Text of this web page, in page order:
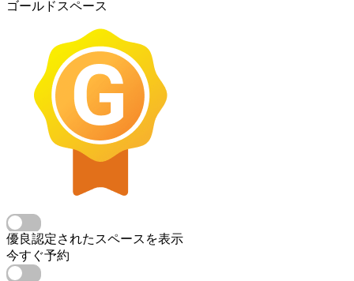
ゴールドスペース
優良認定されたスペースを表示
今すぐ予約